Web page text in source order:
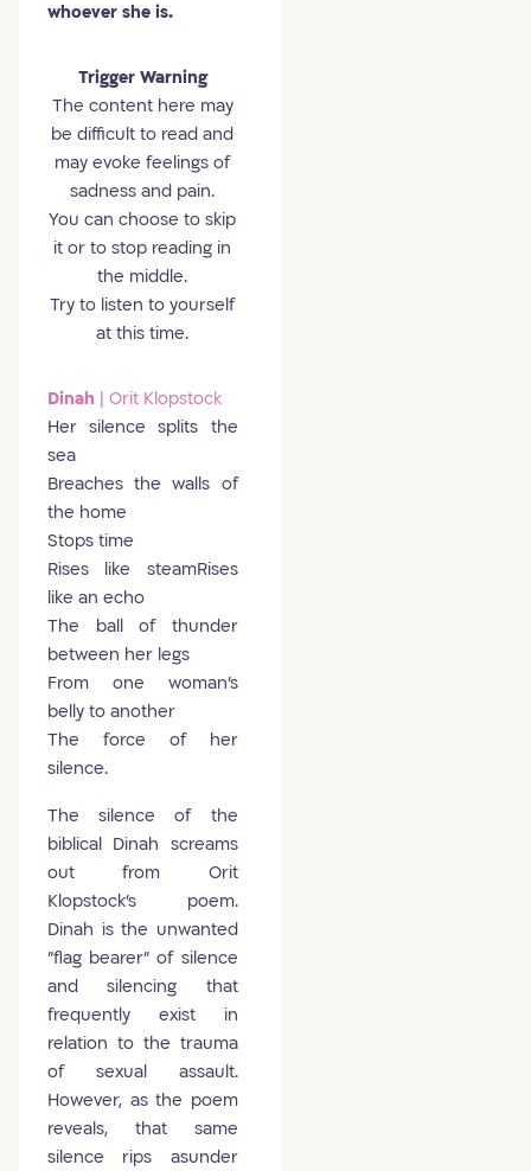
whoever she is.
Trigger Warning
The content here may
be difficult to read and
may evoke feelings of
sadness and pain.
You can choose to skip
it or to stop reading in
the middle.
Try to listen to yourself
at this time.
Dinah
| Orit Klopstock
Her silence splits the
sea
Breaches the walls of
the home
Stops time
Rises like steamRises
like an echo
The ball of thunder
between her legs
From one woman's
belly to another
The force of her
silence.
The silence of the
biblical Dinah screams
out from Orit
Klopstock's poem.
Dinah is the unwanted
"flag bearer" of silence
and silencing that
frequently exist in
relation to the trauma
of sexual assault.
However, as the poem
reveals, that same
silence rips asunder